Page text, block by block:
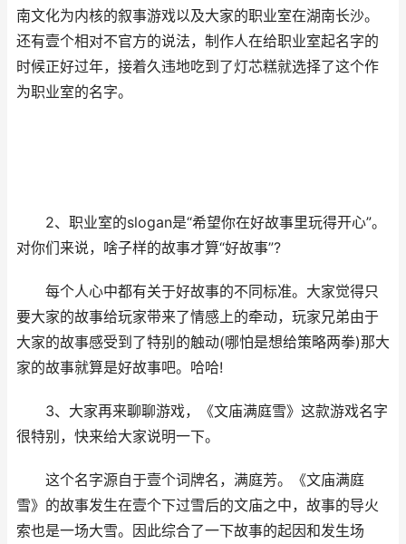
南文化为内核的叙事游戏以及大家的职业室在湖南长沙。
还有壹个相对不官方的说法，制作人在给职业室起名字的
时候正好过年，接着久违地吃到了灯芯糕就选择了这个作
为职业室的名字。
2、职业室的slogan是“希望你在好故事里玩得开心”。
对你们来说，啥子样的故事才算“好故事”?
每个人心中都有关于好故事的不同标准。大家觉得只
要大家的故事给玩家带来了情感上的牵动，玩家兄弟由于
大家的故事感受到了特别的触动(哪怕是想给策略两拳)那大
家的故事就算是好故事吧。哈哈!
3、大家再来聊聊游戏，《文庙满庭雪》这款游戏名字
很特别，快来给大家说明一下。
这个名字源自于壹个词牌名，满庭芳。《文庙满庭
雪》的故事发生在壹个下过雪后的文庙之中，故事的导火
索也是一场大雪。因此综合了一下故事的起因和发生场